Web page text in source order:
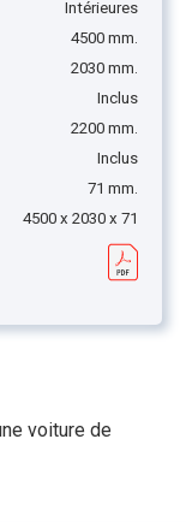
Intérieures
4500 mm.
2030 mm.
Inclus
2200 mm.
Inclus
71 mm.
4500 x 2030 x 71
voiture de